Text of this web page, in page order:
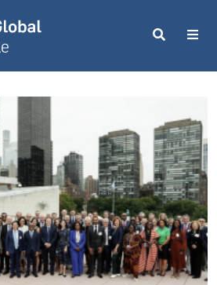
Search